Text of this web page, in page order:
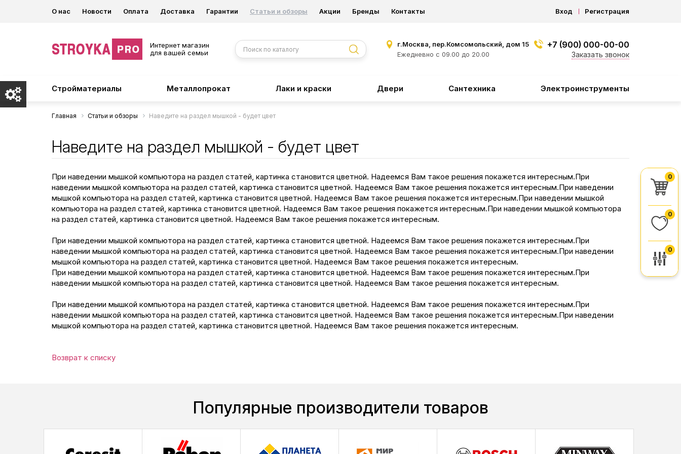
О нас Новости Оплата Доставка Гарантии Статьи и обзоры Акции Бренды Контакты Вход Регистрация
Интернет магазин
для вашей семьи
г.Москва, пер.Комсомольский, дом 15
Ежедневно с 09.00 до 20.00
+7 (900) 000-00-00
Заказать звонок
Стройматериалы Металлопрокат Лаки и краски Двери Сантехника Электроинструменты
Главная Статьи и обзоры Наведите на раздел мышкой - будет цвет
Наведите на раздел мышкой - будет цвет
При наведении мышкой компьютора на раздел статей, картинка становится цветной. Надеемся Вам такое решения покажется интересным.При
наведении мышкой компьютора на раздел статей, картинка становится цветной. Надеемся Вам такое решения покажется интересным.При наведении
мышкой компьютора на раздел статей, картинка становится цветной. Надеемся Вам такое решения покажется интересным.При наведении мышкой
компьютора на раздел статей, картинка становится цветной. Надеемся Вам такое решения покажется интересным.При наведении мышкой компьютора
на раздел статей, картинка становится цветной. Надеемся Вам такое решения покажется интересным.
При наведении мышкой компьютора на раздел статей, картинка становится цветной. Надеемся Вам такое решения покажется интересным.При
наведении мышкой компьютора на раздел статей, картинка становится цветной. Надеемся Вам такое решения покажется интересным.При наведении
мышкой компьютора на раздел статей, картинка становится цветной. Надеемся Вам такое решения покажется интересным.
При наведении мышкой компьютора на раздел статей, картинка становится цветной. Надеемся Вам такое решения покажется интересным.При
наведении мышкой компьютора на раздел статей, картинка становится цветной. Надеемся Вам такое решения покажется интересным.
При наведении мышкой компьютора на раздел статей, картинка становится цветной. Надеемся Вам такое решения покажется интересным.При
наведении мышкой компьютора на раздел статей, картинка становится цветной. Надеемся Вам такое решения покажется интересным.При наведении
мышкой компьютора на раздел статей, картинка становится цветной. Надеемся Вам такое решения покажется интересным.
Возврат к списку
Популярные производители товаров
0
0
0